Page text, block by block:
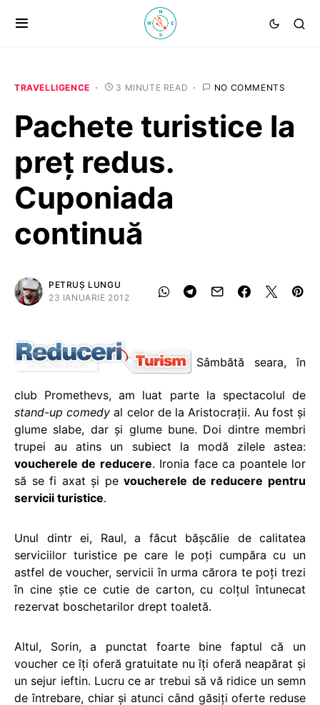
TRAVELLIGENCE 3 MINUTE READ NO COMMENTS
Pachete turistice la
preț redus.
Cuponiada
continuă
PETRUȘ LUNGU
23 IANUARIE 2012
Sâmbătă seara, în
club Promethevs, am luat parte la spectacolul de
stand-up comedy al celor de la Aristocraţii. Au fost şi
glume slabe, dar şi glume bune. Doi dintre membri
trupei au atins un subiect la modă zilele astea:
voucherele de reducere. Ironia face ca poantele lor
să se fi axat şi pevoucherele de reducere pentru
servicii turistice.
Unul dintr ei, Raul, a făcut băşcălie de calitatea
serviciilor turistice pe care le poţi cumpăra cu un
astfel de voucher, servicii în urma cărora te poţi trezi
în cine ştie ce cutie de carton, cu colţul întunecat
rezervat boschetarilor drept toaletă.
Altul, Sorin, a punctat foarte bine faptul că un
voucher ce îţi oferă gratuitate nu îţi oferă neapărat şi
un sejur ieftin. Lucru ce ar trebui să vă ridice un semn
de întrebare, chiar şi atunci când găsiţi oferte reduse